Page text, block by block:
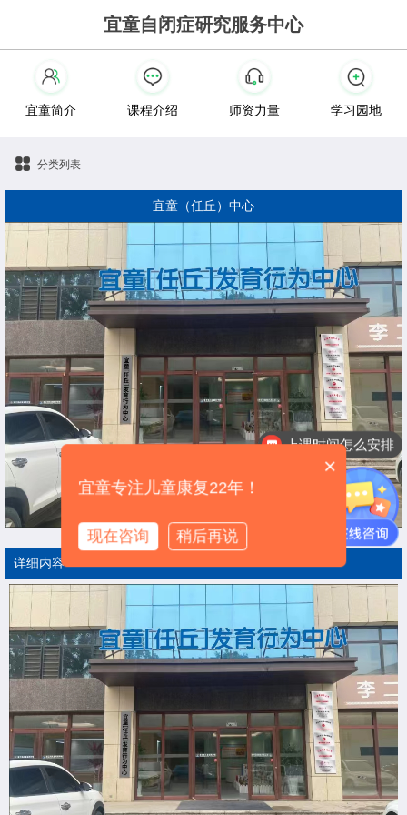
宜童自闭症研究服务中心
宜童简介 课程介绍 师资力量 学习园地
分类列表
宜童（任丘）中心
详细内容
上课时间怎么安排
×
宜童专注儿童康复22年！
现在咨询 稍后再说